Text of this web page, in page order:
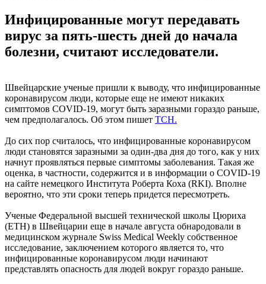
Инфицированные могут передавать
вирус за пять-шесть дней до начала
болезни, считают исследователи.
Швейцарские ученые пришли к выводу, что инфицированные
коронавирусом люди, которые еще не имеют никаких
симптомов COVID-19, могут быть заразными гораздо раньше,
чем предполагалось. Об этом пишет ТСН.
До сих пор считалось, что инфицированные коронавирусом
люди становятся заразными за один-два дня до того, как у них
начнут проявляться первые симптомы заболевания. Такая же
оценка, в частности, содержится и в информации о COVID-19
на сайте немецкого Института Роберта Коха (RKI). Вполне
вероятно, что эти сроки теперь придется пересмотреть.
Ученые Федеральной высшей технической школы Цюриха
(ETH) в Швейцарии еще в начале августа обнародовали в
медицинском журнале Swiss Medical Weekly собственное
исследование, заключением которого является то, что
инфицированные коронавирусом люди начинают
представлять опасность для людей вокруг гораздо раньше.